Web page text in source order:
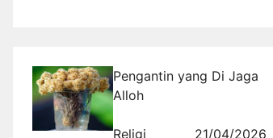
Pengantin yang Di Jaga
Alloh
Religi 21/04/2026